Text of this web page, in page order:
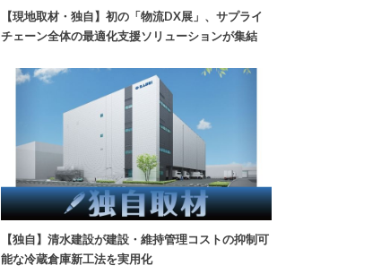
【現地取材・独自】初の「物流DX展」、サプライ
チェーン全体の最適化支援ソリューションが集結
【独自】清水建設が建設・維持管理コストの抑制可
能な冷蔵倉庫新工法を実用化